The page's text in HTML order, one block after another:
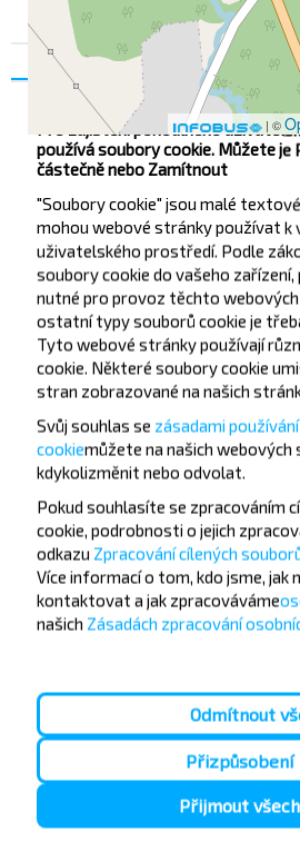
| ©
Autobusová zastávka
Chcete cestovat
levněji?
Nenechte si ujít akce, slevy a
novinek a cestujte s námi
Popularne trasy
Souhlas Podrobnosti
Pro zajištění pohodlného
používá soubory cookie. Můžete
částečně nebo Zamítnout
"Soubory cookie" jsou malé
mohou webové stránky používat k
uživatelského prostředí. Podle
soubory cookie do vašeho
nutné pro provoz těchto
ostatní typy souborů cookie je
Tyto webové stránky používají
cookie. Některé soubory cookie
stran zobrazované na našich
Svůj souhlas se zásadami
cookiemůžete na našich webových
kdykolizměnit nebo odvolat.
Pokud souhlasíte se zpracováním
cookie, podrobnosti o jejich
odkazu Zpracování cílených
Více informací o tom, kdo jsme, jak
kontaktovat a jak zpracováváme
našich Zásadách zpracování
Odmítnout
Přizpůsobení
Přijmout